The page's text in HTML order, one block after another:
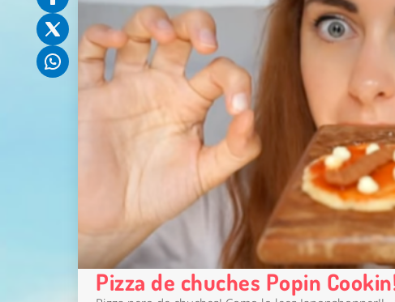
Pizza de chuches Popin